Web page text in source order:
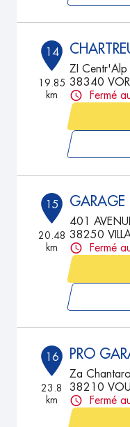
14
19.85
km
ZI Centr'Alp
38340
Fermé
15
20.48
km
GARAGE
401
38250
Fermé
16
23.8
km
PRO
Za
38210
Fermé